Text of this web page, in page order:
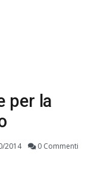
per la
2014 0 Commenti